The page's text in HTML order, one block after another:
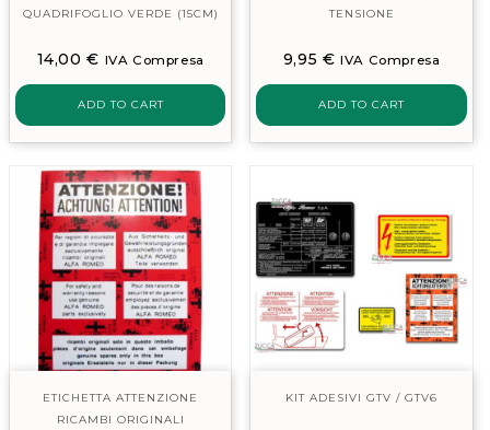
QUADRIFOGLIO VERDE (15CM)
14,00€ IVA Compresa
ADD TO CART
TENSIONE
9,95 € IVA Compresa
ADD TO CART
ETICHETTA ATTENZIONE
RICAMBI ORIGINALI
KIT ADESIVI GTV / GTV6